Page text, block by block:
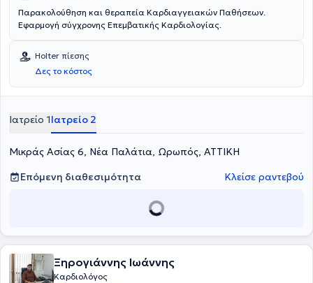
Παρακολούθηση και θεραπεία Καρδιαγγειακών Παθήσεων.
Εφαρμογή σύγχρονης Επεμβατικής Καρδιολογίας.
Holter πίεσης
Δες το κόστος
Ιατρείο 1Ιατρείο 2
Μικράς Ασίας 6, Νέα Παλάτια, Ωρωπός, ΑΤΤΙΚΗ
Επόμενη διαθεσιμότητα
Κλείσε ραντεβού
Ξηρογιάννης Ιωάννης
Καρδιολόγος